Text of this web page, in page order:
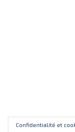
Confidentialité et